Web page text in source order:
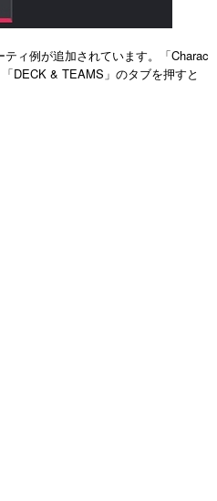
ィ例が追加されています。「Charac
DECK & TEAMS」のタブを押すと